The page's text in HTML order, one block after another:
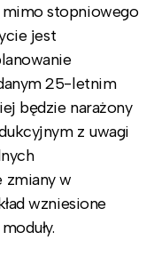
mimo stopniowego
jest
25-letnim
będzie narażony
z uwagi
zmiany w
wzniesione